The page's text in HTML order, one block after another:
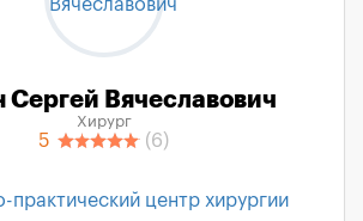
Сергей Вячеславович
Хирург
5 (6)